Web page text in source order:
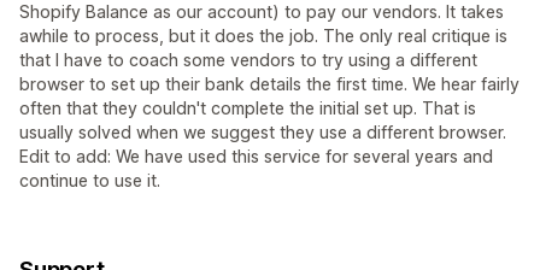
Shopify Balance as our account) to pay our vendors. It takes
awhile to process, but it does the job. The only real critique is
that I have to coach some vendors to try using a different
browser to set up their bank details the first time. We hear fairly
often that they couldn't complete the initial set up. That is
usually solved when we suggest they use a different browser.
Edit to add: We have used this service for several years and
continue to use it.